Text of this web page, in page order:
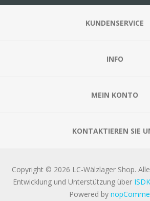
KUNDENSERVICE
INFO
MEIN KONTO
KONTAKTIEREN SIE
Copyright © 2026 LC-Wälzlager Shop.
Entwicklung und Unterstützung über ISDK
Powered by